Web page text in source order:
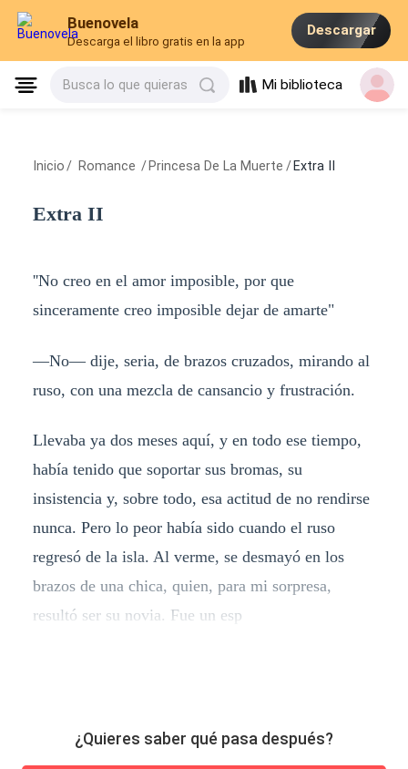
Buenovela
Descarga el libro gratis en la app
Descargar
Busca lo que quieras Mi biblioteca
Inicio / Romance / Princesa De La Muerte / Extra II
Extra II
''No creo en el amor imposible, por que
sinceramente creo imposible dejar de amarte"
—No— dije, seria, de brazos cruzados, mirando al
ruso, con una mezcla de cansancio y frustración.
Llevaba ya dos meses aquí, y en todo ese tiempo,
había tenido que soportar sus bromas, su
insistencia y, sobre todo, esa actitud de no rendirse
nunca. Pero lo peor había sido cuando el ruso
regresó de la isla. Al verme, se desmayó en los
brazos de una chica, quien, para mi sorpresa,
resultó ser su novia. Fue un esp
¿Quieres saber qué pasa después?